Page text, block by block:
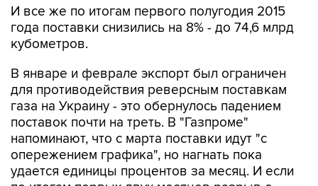
И все же по итогам первого полугодия 2015
года поставки снизились на 8% - до 74,6 млрд
кубометров.
В январе и феврале экспорт был ограничен
для противодействия реверсным поставкам
газа на Украину - это обернулось падением
поставок почти на треть. В "Газпроме"
напоминают, что с марта поставки идут "с
опережением графика", но нагнать пока
удается единицы процентов за месяц. И если